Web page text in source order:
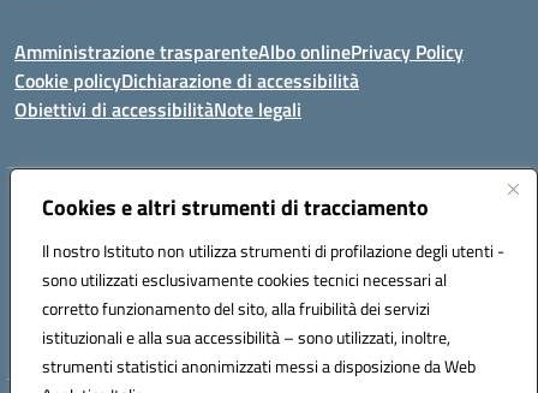
Cookies e altri strumenti di tracciamento
Il nostro Istituto non utilizza strumenti di profilazione degli utenti -
sono utilizzati esclusivamente cookies tecnici necessari al
corretto funzionamento del sito, alla fruibilità dei servizi
istituzionali e alla sua accessibilità – sono utilizzati, inoltre,
strumenti statistici anonimizzati messi a disposizione da Web
Amministrazione trasparenteAlbo onlinePrivacy Policy
Cookie policyDichiarazione di accessibilità
Obiettivi di accessibilitàNote legali
Indirizzo:Via Carducci Settimo San Pietro (CA)
Posta elettronica certificata (PEC):CAIC84700T@pec.istruzione.it
Codice fiscale: 92105840927
Codice meccanografico: CAIC84700T